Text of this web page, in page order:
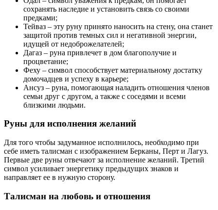
сохранять наследие и установить связь со своими
предками;
Тейваз – эту руну принято наносить на стену, она станет
защитой против темных сил и негативной энергии,
идущей от недоброжелателей;
Дагаз – руна привлечет в дом благополучие и
процветание;
Феху – символ способствует материальному достатку
домочадцев и успеху в карьере;
Ансуз – руна, помогающая наладить отношения членов
семьи друг с другом, а также с соседями и всеми
близкими людьми.
Руны для исполнения желаний
Для того чтобы задуманное исполнилось, необходимо при
себе иметь талисман с изображением Берканы, Перт и Лагуз.
Первые две руны отвечают за исполнение желаний. Третий
символ усиливает энергетику предыдущих знаков и
направляет ее в нужную сторону.
Талисман на любовь и отношения